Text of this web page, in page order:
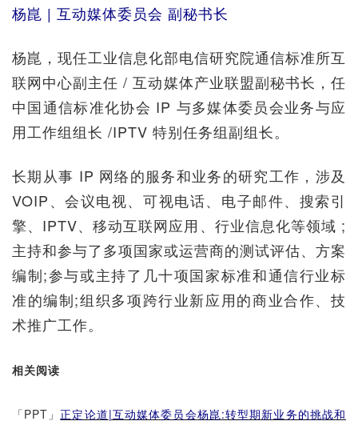
杨崑 | 互动媒体委员会 副秘书长
杨崑，现任工业信息化部电信研究院通信标准所互
联网中心副主任 / 互动媒体产业联盟副秘书长，任
中国通信标准化协会 IP 与多媒体委员会业务与应
用工作组组长 /IPTV 特别任务组副组长。
长期从事 IP 网络的服务和业务的研究工作，涉及
VOIP、会议电视、可视电话、电子邮件、搜索引
擎、IPTV、移动互联网应用、行业信息化等领域 ;
主持和参与了多项国家或运营商的测试评估、方案
编制;参与或主持了几十项国家标准和通信行业标
准的编制;组织多项跨行业新应用的商业合作、技
术推广工作。
相关阅读
「PPT」正定论道|互动媒体委员会杨崑 :转型期新业务的挑战和